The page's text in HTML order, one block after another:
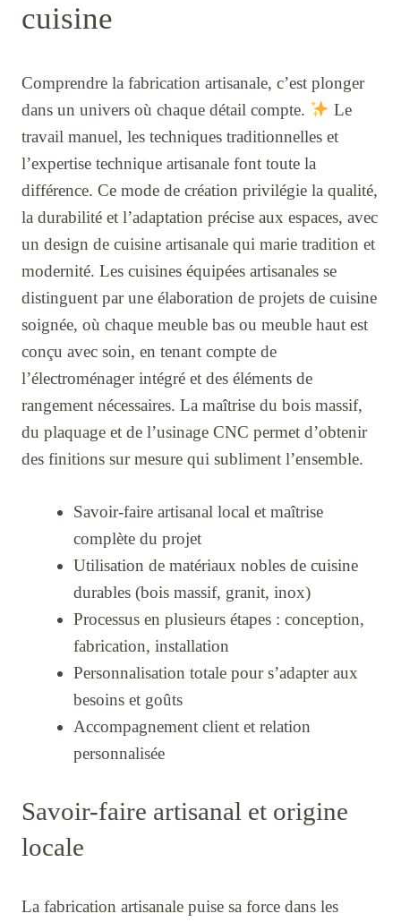
cuisine
Comprendre la fabrication artisanale, c’est plonger
dans un univers où chaque détail compte.
Le
travail manuel, les techniques traditionnelles et
l’expertise technique artisanale font toute la
différence. Ce mode de création privilégie la qualité,
la durabilité et l’adaptation précise aux espaces, avec
un design de cuisine artisanale qui marie tradition et
modernité. Les cuisines équipées artisanales se
distinguent par une élaboration de projets de cuisine
soignée, où chaque meuble bas ou meuble haut est
conçu avec soin, en tenant compte de
l’électroménager intégré et des éléments de
rangement nécessaires. La maîtrise du bois massif,
du plaquage et de l’usinage CNC permet d’obtenir
des finitions sur mesure qui subliment l’ensemble.
Savoir-faire artisanal local et maîtrise
complète du projet
Utilisation de matériaux nobles de cuisine
durables (bois massif, granit, inox)
Processus en plusieurs étapes : conception,
fabrication, installation
Personnalisation totale pour s’adapter aux
besoins et goûts
Accompagnement client et relation
personnalisée
Savoir-faire artisanal et origine
locale
La fabrication artisanale puise sa force dans les